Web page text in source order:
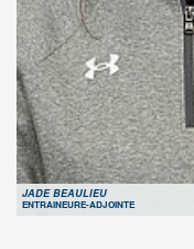
JADE BEAULIEU
ENTRAINEURE-ADJOINTE